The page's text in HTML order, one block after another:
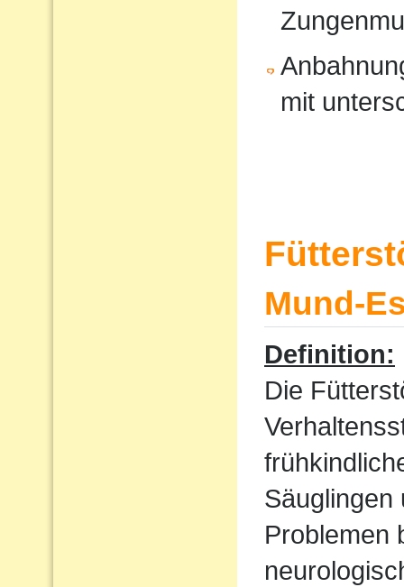
mit
Mund-
Definition:
Die
Säuglingen
Problemen